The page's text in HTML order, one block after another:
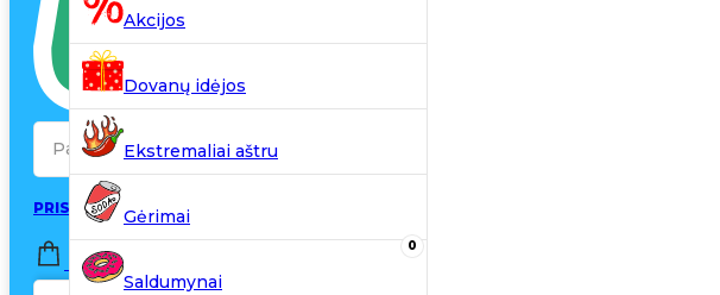
Search
PRISIJUNGTI / REGISTRUOTIS
0,00€
0
Akcijos
Dovanų idėjos
Ekstremaliai aštru
Gėrimai
Saldumynai